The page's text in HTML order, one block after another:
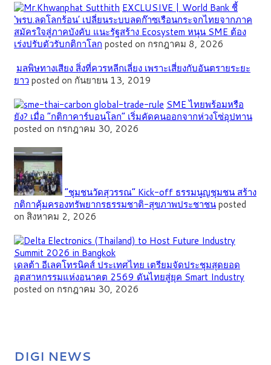
EXCLUSIVE | World Bank ชี้
‘พรบ.ลดโลกร้อน’ เปลี่ยนระบบลดก๊าซเรือนกระจกไทยจากภาค
สมัครใจสู่ภาคบังคับ แนะรัฐสร้าง Ecosystem หนุน SME ต้อง
เร่งปรับตัวรับกติกาโลก posted on กรกฎาคม 8, 2026
มลพิษทางเสียง สิ่งที่ควรหลีกเลี่ยง เพราะเสี่ยงกับอันตรายระยะ
ยาวposted on กันยายน 13, 2019
SME ไทยพร้อมหรือ
ยัง? เมื่อ “กติกาคาร์บอนโลก” เริ่มคัดคนออกจากห่วงโซ่อุปทาน
posted on กรกฎาคม 30, 2026
”ชุมชนวัดสุวรรณ” Kick-off ธรรมนูญชุมชน สร้าง
กติกาคุ้มครองทรัพยากรธรรมชาติ-สุขภาพประชาชนposted
on สิงหาคม 2, 2026
เดลต้า อีเลคโทรนิคส์ ประเทศไทย เตรียมจัดประชุมสุดยอด
อุตสาหกรรมแห่งอนาคต 2569 ดันไทยสู่ยุค Smart Industry
posted on กรกฎาคม 30, 2026
DIGI NEWS